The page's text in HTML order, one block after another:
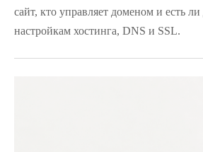
сайт, кто управляет доменом и есть
настройкам хостинга, DNS и SSL.